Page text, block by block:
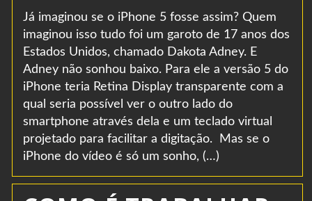
Já imaginou se o iPhone 5 fosse assim? Quem
imaginou isso tudo foi um garoto de 17 anos dos
Estados Unidos, chamado Dakota Adney. E
Adney não sonhou baixo. Para ele a versão 5 do
iPhone teria Retina Display transparente com a
qual seria possível ver o outro lado do
smartphone através dela e um teclado virtual
projetado para facilitar a digitação. Mas se o
iPhone do vídeo é só um sonho, (…)